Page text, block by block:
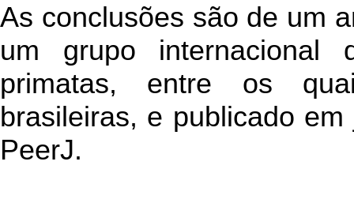
As conclusões são de um
um grupo internacional
primatas, entre os
brasileiras, e publicado
PeerJ.